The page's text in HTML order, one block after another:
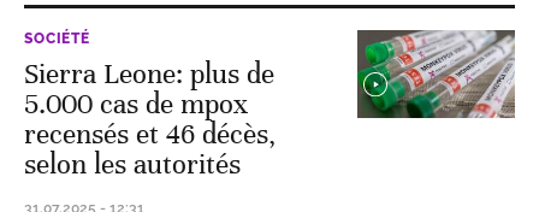
SOCIÉTÉ
Sierra Leone: plus de
5.000 cas de mpox
recensés et 46 décès,
selon les autorités
31.07.2025 - 12:31